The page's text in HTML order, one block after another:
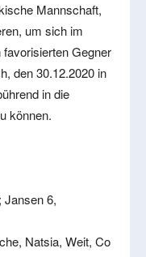
Mannschaft,
um sich im
Gegner
den 30.12.2020 in
in die
können.
Jansen 6,
Natsia, Weit, Co